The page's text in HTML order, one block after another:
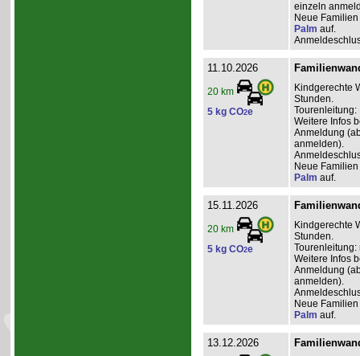
einzeln
Neue
Palm auf.
11.10.2026
20 km
5 kg CO2e
Kindgerechte
Stunden.
Tourenleitung:
Weitere Infos
Anmeldung
anmelden).
Neue
Palm auf.
15.11.2026
20 km
5 kg CO2e
Kindgerechte
Stunden.
Tourenleitung:
Weitere Infos
Anmeldung
anmelden).
Neue
Palm auf.
13.12.2026